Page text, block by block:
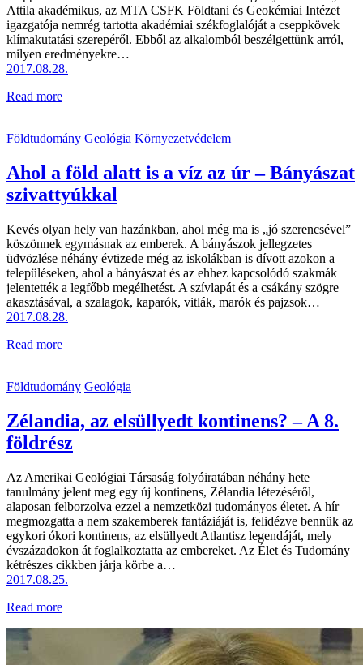
Attila akadémikus, az MTA CSFK Földtani és Geokémiai Intézet
igazgatója nemrég tartotta akadémiai székfoglalóját a cseppkövek
klímakutatási szerepéről. Ebből az alkalomból beszélgettünk arról,
milyen eredményekre…
2017.08.28.
Read more
Földtudomány Geológia Környezetvédelem
Ahol a föld alatt is a víz az úr – Bányászat
szivattyúkkal
Kevés olyan hely van hazánkban, ahol még ma is „jó szerencsével”
köszönnek egymásnak az emberek. A bányászok jellegzetes
üdvözlése néhány évtizede még az iskolákban is dívott azokon a
településeken, ahol a bányászat és az ehhez kapcsolódó szakmák
jelentették a legfőbb megélhetést. A szívlapát és a csákány szögre
akasztásával, a szalagok, kaparók, vitlák, marók és pajzsok…
2017.08.28.
Read more
Földtudomány Geológia
Zélandia, az elsüllyedt kontinens? – A 8.
földrész
Az Amerikai Geológiai Társaság folyóiratában néhány hete
tanulmány jelent meg egy új kontinens, Zélandia létezéséről,
alaposan felborzolva ezzel a nemzetközi tudományos életet. A hír
megmozgatta a nem szakemberek fantáziáját is, felidézve bennük az
egykori ókori kontinens, az elsüllyedt Atlantisz legendáját, mely
évszázadokon át foglalkoztatta az embereket. Az Élet és Tudomány
kétrészes cikkben járja körbe a…
2017.08.25.
Read more